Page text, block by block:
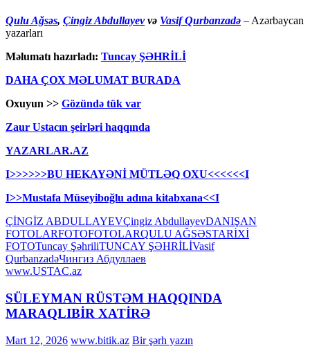
Qulu Ağsəs, Çingiz Abdullayevvə Vasif Qurbanzadə – Azərbaycan
yazarları
Məlumatı hazırladı: Tuncay ŞƏHRİLİ
DAHA ÇOX MƏLUMAT BURADA
Oxuyun >> Gözündə tük var
Zaur Ustacın şeirləri haqqında
YAZARLAR.AZ
I>>>>>>BU HEKAYƏNİ MÜTLƏQ OXU<<<<<<I
I>>Mustafa Müseyiboğlu adına kitabxana<<I
ÇİNGİZ ABDULLAYEVÇingiz AbdullayevDANIŞAN
FOTOLARFOTOFOTOLARQULU AĞSƏSTARİXİ
FOTOTuncay ŞəhriliTUNCAY ŞƏHRİLİVasif
QurbanzadəЧингиз Абдуллаев
www.USTAC.az
SÜLEYMAN RÜSTƏM HAQQINDA
MARAQLIBİR XATİRƏ
Mart 12, 2026 www.bitik.az Bir şərh yazın